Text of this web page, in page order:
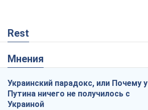
Rest
Мнения
Украинский парадокс, или Почему у
Путина ничего не получилось с
Украиной